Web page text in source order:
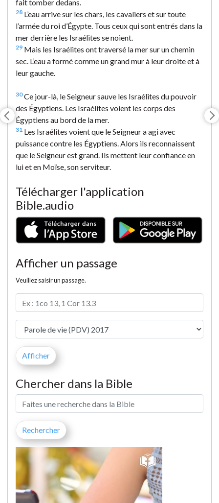
fait tomber dedans.
28 L’eau arrive sur les chars, les cavaliers et sur toute
l’armée du roi d’Égypte. Tous ceux qui sont entrés dans la
mer derrière les Israélites se noient.
29 Mais les Israélites ont traversé la mer sur un chemin
sec. L’eau a formé comme un grand mur à leur droite et à
leur gauche.
30Ce jour-là, le Seigneur sauve les Israélites du pouvoir
des Égyptiens. Les Israélites voient les corps des
Égyptiens au bord de la mer.
31 Les Israélites voient que le Seigneur a agi avec
puissance contre les Égyptiens. Alors ils reconnaissent
que le Seigneur est grand. Ils mettent leur confiance en
lui et en Moïse, son serviteur.
Télécharger l'application
Bible.audio
Afficher un passage
Veuillez saisir un passage.
Chercher dans la Bible